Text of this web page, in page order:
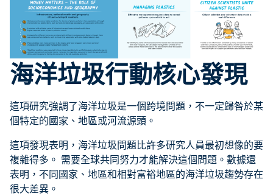
海洋垃圾行動核心發現
這項研究強調了海洋垃圾是一個跨境問題，不一定歸咎於某
個特定的國家、地區或河流源頭。
這項發現表明，海洋垃圾問題比許多研究人員最初想像的要
複雜得多。 需要全球共同努力才能解決這個問題。數據還
表明，不同國家、地區和相對富裕地區的海洋垃圾趨勢存在
很大差異。